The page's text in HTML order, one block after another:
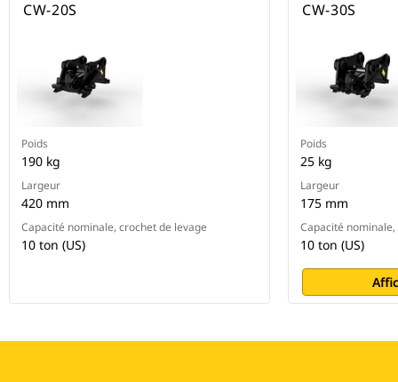
CW-20S
Poids
190 kg
Largeur
420 mm
Capacité nominale, crochet de levage
10 ton (US)
CW-30S
Poids
25 kg
Largeur
175 mm
Capacité
10 ton (US)